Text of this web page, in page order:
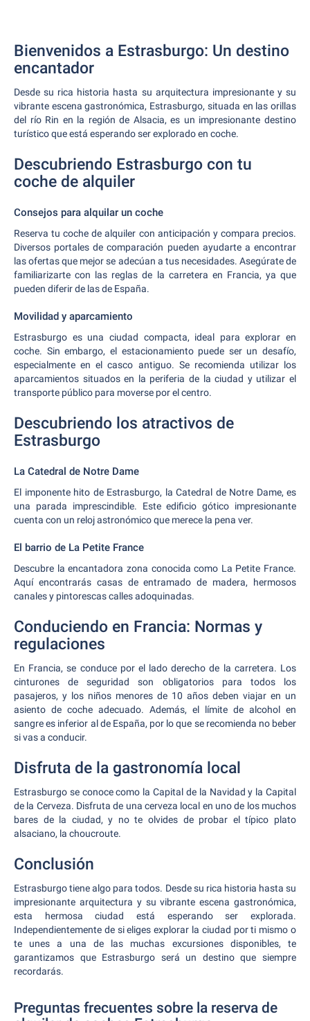
Bienvenidos a Estrasburgo: Un destino
encantador
Desde su rica historia hasta su arquitectura impresionante y su
vibrante escena gastronómica, Estrasburgo, situada en las orillas
del río Rin en la región de Alsacia, es un impresionante destino
turístico que está esperando ser explorado en coche.
Descubriendo Estrasburgo con tu
coche de alquiler
Consejos para alquilar un coche
Reserva tu coche de alquiler con anticipación y compara precios.
Diversos portales de comparación pueden ayudarte a encontrar
las ofertas que mejor se adecúan a tus necesidades. Asegúrate de
familiarizarte con las reglas de la carretera en Francia, ya que
pueden diferir de las de España.
Movilidad y aparcamiento
Estrasburgo es una ciudad compacta, ideal para explorar en
coche. Sin embargo, el estacionamiento puede ser un desafío,
especialmente en el casco antiguo. Se recomienda utilizar los
aparcamientos situados en la periferia de la ciudad y utilizar el
transporte público para moverse por el centro.
Descubriendo los atractivos de
Estrasburgo
La Catedral de Notre Dame
El imponente hito de Estrasburgo, la Catedral de Notre Dame, es
una parada imprescindible. Este edificio gótico impresionante
cuenta con un reloj astronómico que merece la pena ver.
El barrio de La Petite France
Descubre la encantadora zona conocida como La Petite France.
Aquí encontrarás casas de entramado de madera, hermosos
canales y pintorescas calles adoquinadas.
Conduciendo en Francia: Normas y
regulaciones
En Francia, se conduce por el lado derecho de la carretera. Los
cinturones de seguridad son obligatorios para todos los
pasajeros, y los niños menores de 10 años deben viajar en un
asiento de coche adecuado. Además, el límite de alcohol en
sangre es inferior al de España, por lo que se recomienda no beber
si vas a conducir.
Disfruta de la gastronomía local
Estrasburgo se conoce como la Capital de la Navidad y la Capital
de la Cerveza. Disfruta de una cerveza local en uno de los muchos
bares de la ciudad, y no te olvides de probar el típico plato
alsaciano, la choucroute.
Conclusión
Estrasburgo tiene algo para todos. Desde su rica historia hasta su
impresionante arquitectura y su vibrante escena gastronómica,
esta hermosa ciudad está esperando ser explorada.
Independientemente de si eliges explorar la ciudad por ti mismo o
te unes a una de las muchas excursiones disponibles, te
garantizamos que Estrasburgo será un destino que siempre
recordarás.
Preguntas frecuentes sobre la reserva de